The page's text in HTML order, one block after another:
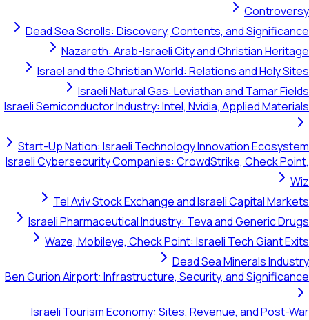
Controversy
Dead Sea Scrolls: Discovery, Contents, and Significance
Nazareth: Arab-Israeli City and Christian Heritage
Israel and the Christian World: Relations and Holy Sites
Israeli Natural Gas: Leviathan and Tamar Fields
Israeli Semiconductor Industry: Intel, Nvidia, Applied Materials
Start-Up Nation: Israeli Technology Innovation Ecosystem
Israeli Cybersecurity Companies: CrowdStrike, Check Point,
Wiz
Tel Aviv Stock Exchange and Israeli Capital Markets
Israeli Pharmaceutical Industry: Teva and Generic Drugs
Waze, Mobileye, Check Point: Israeli Tech Giant Exits
Dead Sea Minerals Industry
Ben Gurion Airport: Infrastructure, Security, and Significance
Israeli Tourism Economy: Sites, Revenue, and Post-War